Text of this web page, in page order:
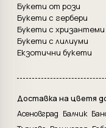
Букети от рози
Букети с гербери
Букети с хризантеми
Букети с лилиуми
Екзотични букети
Доставка на цветя
Асеновград Балчик